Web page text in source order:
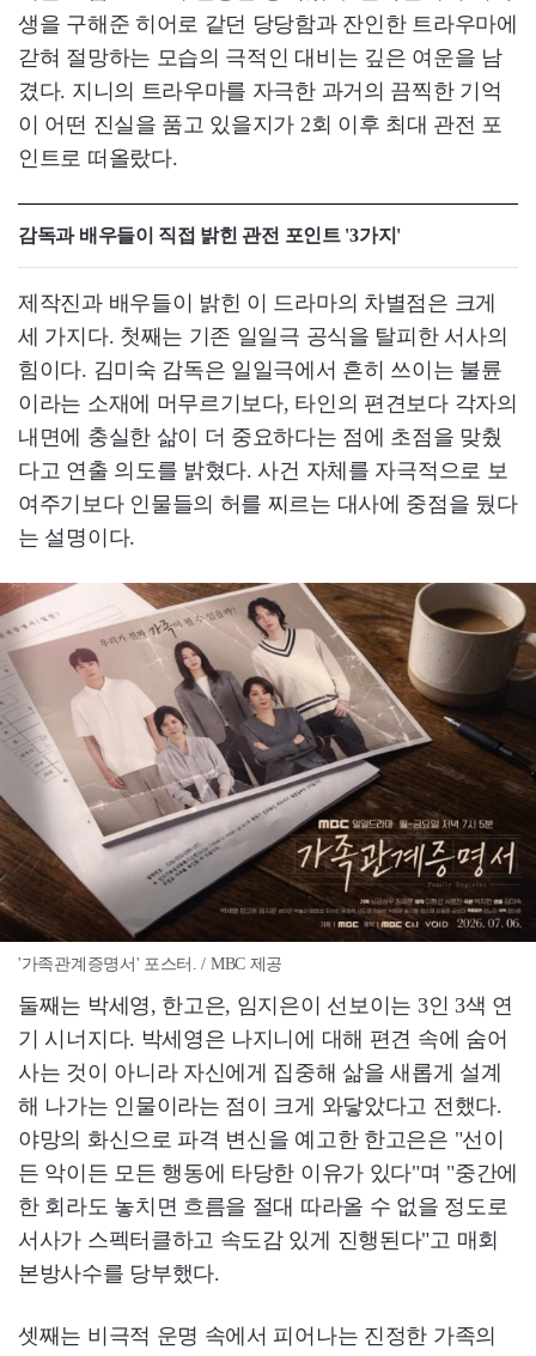
생을 구해준 히어로 같던 당당함과 잔인한 트라우마에
갇혀 절망하는 모습의 극적인 대비는 깊은 여운을 남
겼다. 지니의 트라우마를 자극한 과거의 끔찍한 기억
이 어떤 진실을 품고 있을지가 2회 이후 최대 관전 포
인트로 떠올랐다.
감독과 배우들이 직접 밝힌 관전 포인트 '3가지'
제작진과 배우들이 밝힌 이 드라마의 차별점은 크게
세 가지다. 첫째는 기존 일일극 공식을 탈피한 서사의
힘이다. 김미숙 감독은 일일극에서 흔히 쓰이는 불륜
이라는 소재에 머무르기보다, 타인의 편견보다 각자의
내면에 충실한 삶이 더 중요하다는 점에 초점을 맞췄
다고 연출 의도를 밝혔다. 사건 자체를 자극적으로 보
여주기보다 인물들의 허를 찌르는 대사에 중점을 뒀다
는 설명이다.
'가족관계증명서' 포스터. / MBC 제공
둘째는 박세영, 한고은, 임지은이 선보이는 3인 3색 연
기 시너지다. 박세영은 나지니에 대해 편견 속에 숨어
사는 것이 아니라 자신에게 집중해 삶을 새롭게 설계
해 나가는 인물이라는 점이 크게 와닿았다고 전했다.
야망의 화신으로 파격 변신을 예고한 한고은은 "선이
든 악이든 모든 행동에 타당한 이유가 있다"며 "중간에
한 회라도 놓치면 흐름을 절대 따라올 수 없을 정도로
서사가 스펙터클하고 속도감 있게 진행된다"고 매회
본방사수를 당부했다.
셋째는 비극적 운명 속에서 피어나는 진정한 가족의